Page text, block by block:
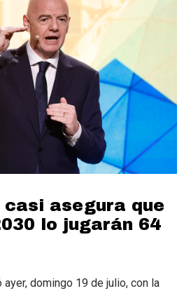
casi asegura que
lo jugarán 64
domingo 19 de julio, con la